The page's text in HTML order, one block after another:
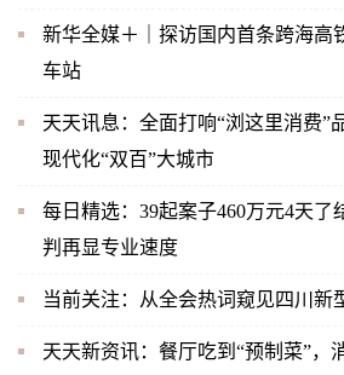
新华全媒＋｜探访国内首条跨海高
车站
天天讯息：全面打响“浏这里消费”
现代化“双百”大城市
每日精选：39起案子460万元4天了
判再显专业速度
当前关注：从全会热词窥见四川新
天天新资讯：餐厅吃到“预制菜”，